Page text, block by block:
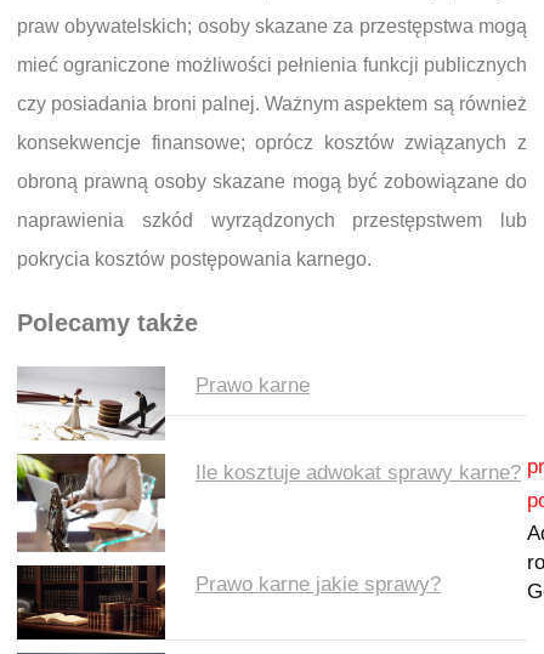
praw obywatelskich; osoby skazane za przestępstwa mogą
mieć ograniczone możliwości pełnienia funkcji publicznych
czy posiadania broni palnej. Ważnym aspektem są również
konsekwencje finansowe; oprócz kosztów związanych z
obroną prawną osoby skazane mogą być zobowiązane do
naprawienia szkód wyrządzonych przestępstwem lub
pokrycia kosztów postępowania karnego.
Polecamy także
Prawo karne
Ile kosztuje adwokat sprawy karne?
Prawo karne jakie sprawy?
Nawigacja wpisu